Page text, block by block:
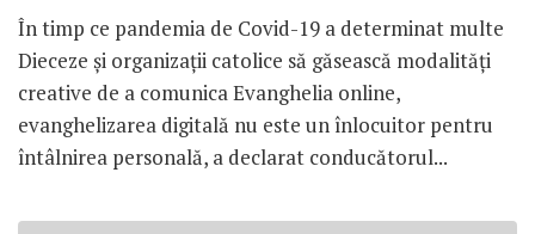
În timp ce pandemia de Covid-19 a determinat multe
Dieceze și organizații catolice să găsească modalități
creative de a comunica Evanghelia online,
evanghelizarea digitală nu este un înlocuitor pentru
întâlnirea personală, a declarat conducătorul...